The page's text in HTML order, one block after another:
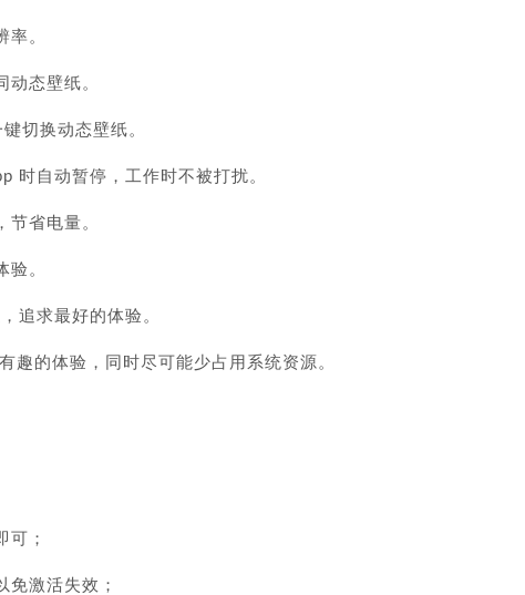
率。
动态壁纸。
切换动态壁纸。
时自动暂停，工作时不被打扰。
节省电量。
验。
追求最好的体验。
趣的体验，同时尽可能少占用系统资源。
可；
免激活失效；